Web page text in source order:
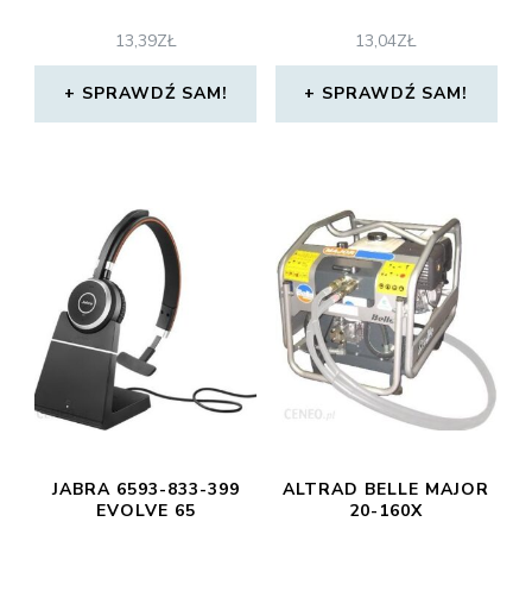
13,39ZŁ
SPRAWDŹ SAM!
13,04ZŁ
SPRAWDŹ SAM!
JABRA 6593-833-399
EVOLVE 65
ALTRAD BELLE MAJOR
20-160X